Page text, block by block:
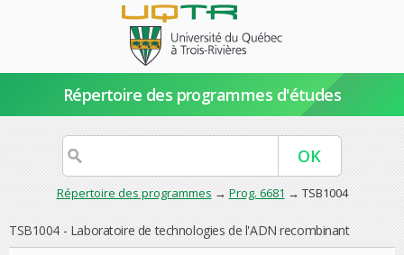
Répertoire des programmes d'études
Répertoire des programmes → Prog. 6681 → TSB1004
TSB1004 - Laboratoire de technologies de l'ADN recombinant